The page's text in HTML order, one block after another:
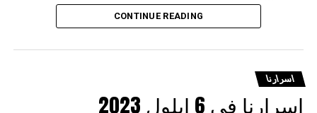
عمل” لمناقشته بين الرئيس الأمريكي دونالد ترامب والزعيم
الصيني شي جين بينج في اجتماعهما، بينما قال ترامب: “نشعر
بالرضا” حيال التوصل إلى اتفاق مع الصين.
CONTINUE READING
اسرارنا
اسرارنا في 6 ايلول 2023